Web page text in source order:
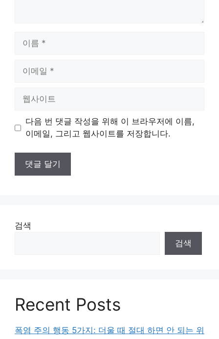
트
다음 번 댓글 작성을 위해 이 브라우저에 이름,
이메일, 그리고 웹사이트를 저장합니다.
검색
검색
Recent Posts
폭염 주의 행동 5가지: 더울 때 절대 하면 안 되는 위